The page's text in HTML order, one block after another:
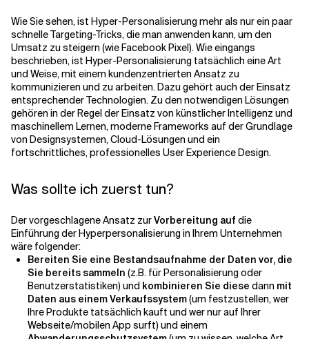
Wie Sie sehen, ist Hyper-Personalisierung mehr als nur ein paar
schnelle Targeting-Tricks, die man anwenden kann, um den
Umsatz zu steigern (wie Facebook Pixel). Wie eingangs
beschrieben, ist Hyper-Personalisierung tatsächlich eine Art
und Weise, mit einem kundenzentrierten Ansatz zu
kommunizieren und zu arbeiten. Dazu gehört auch der Einsatz
entsprechender Technologien. Zu den notwendigen Lösungen
gehören in der Regel der Einsatz von künstlicher Intelligenz und
maschinellem Lernen, moderne Frameworks auf der Grundlage
von Designsystemen, Cloud-Lösungen und ein
fortschrittliches, professionelles User Experience Design.
Was sollte ich zuerst tun?
Der vorgeschlagene Ansatz zurVorbereitung auf die
Einführung der Hyperpersonalisierung in Ihrem Unternehmen
wäre folgender:
Bereiten Sie eine Bestandsaufnahme der Daten vor, die
Sie bereits sammeln (z.B. für Personalisierung oder
Benutzerstatistiken) und kombinieren Sie diese dann mit
Daten aus einem Verkaufssystem(um festzustellen, wer
Ihre Produkte tatsächlich kauft und wer nur auf Ihrer
Webseite/mobilen App surft) und einem